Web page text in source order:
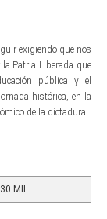
exigiendo que nos
Patria Liberada que
pública y el
histórica, en la
de la dictadura.
MIL